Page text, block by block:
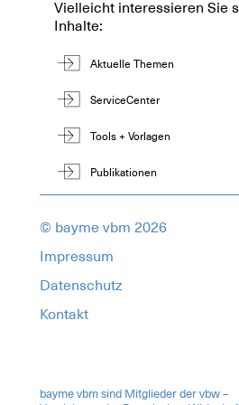
Vielleicht interessieren Sie
Inhalte:
Aktuelle Themen
ServiceCenter
Tools + Vorlagen
Publikationen
© bayme vbm 2026
Impressum
Datenschutz
Kontakt
bayme vbm sind Mitglieder der vbw –